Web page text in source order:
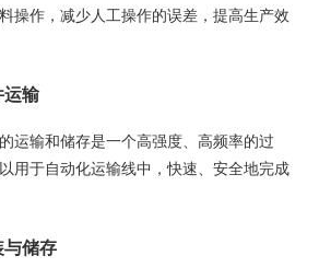
操作，减少人工操作的误差，提高生产效
输
运输和储存是一个高强度、高频率的过
用于自动化运输线中，快速、安全地完成
储存